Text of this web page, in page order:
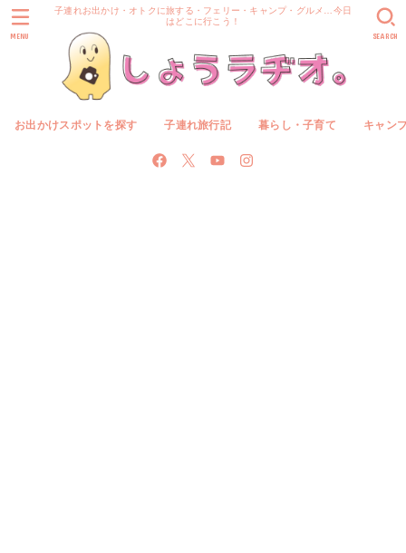
子連れお出かけ・オトクに旅する・フェリー・キャンプ・グルメ…今日
はどこに行こう！
お出かけスポットを探す 子連れ旅行記 暮らし・子育て キャン
SEARCH
MENU